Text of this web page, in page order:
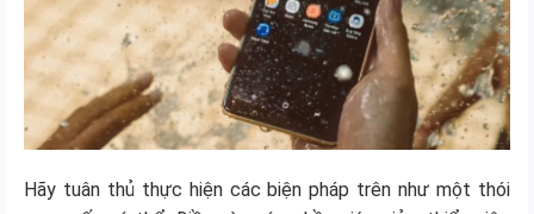
Hãy tuân thủ thực hiện các biện pháp trên như một thói